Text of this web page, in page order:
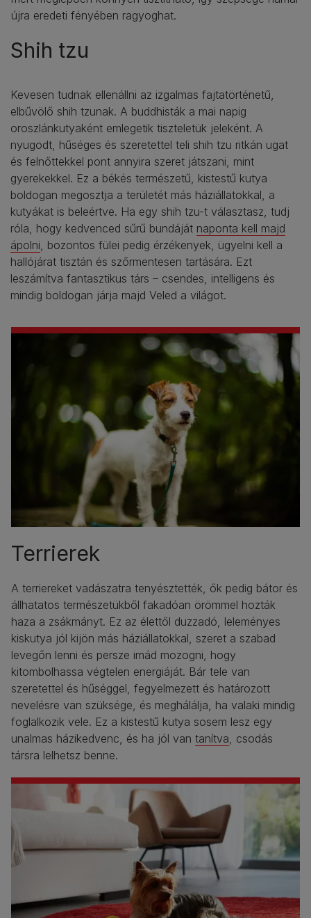
újra eredeti fényében ragyoghat.
Shih tzu
Kevesen tudnak ellenállni az izgalmas fajtatörténetű,
elbűvölő shih tzunak. A buddhisták a mai napig
oroszlánkutyaként emlegetik tiszteletük jeleként. A
nyugodt, hűséges és szeretettel teli shih tzu ritkán ugat
és felnőttekkel pont annyira szeret játszani, mint
gyerekekkel. Ez a békés természetű, kistestű kutya
boldogan megosztja a területét más háziállatokkal, a
kutyákat is beleértve. Ha egy shih tzu-t választasz, tudj
róla, hogy kedvenced sűrű bundáját naponta kell majd
ápolni , bozontos fülei pedig érzékenyek, ügyelni kell a
hallójárat tisztán és szőrmentesen tartására. Ezt
leszámítva fantasztikus társ – csendes, intelligens és
mindig boldogan járja majd Veled a világot.
Terrierek
A terriereket vadászatra tenyésztették, ők pedig bátor és
állhatatos természetükből fakadóan örömmel hozták
haza a zsákmányt. Ez az élettől duzzadó, leleményes
kiskutya jól kijön más háziállatokkal, szeret a szabad
levegőn lenni és persze imád mozogni, hogy
kitombolhassa végtelen energiáját. Bár tele van
szeretettel és hűséggel, fegyelmezett és határozott
nevelésre van szüksége, és meghálálja, ha valaki mindig
foglalkozik vele. Ez a kistestű kutya sosem lesz egy
unalmas házikedvenc, és ha jól van tanítva , csodás
társra lelhetsz benne.